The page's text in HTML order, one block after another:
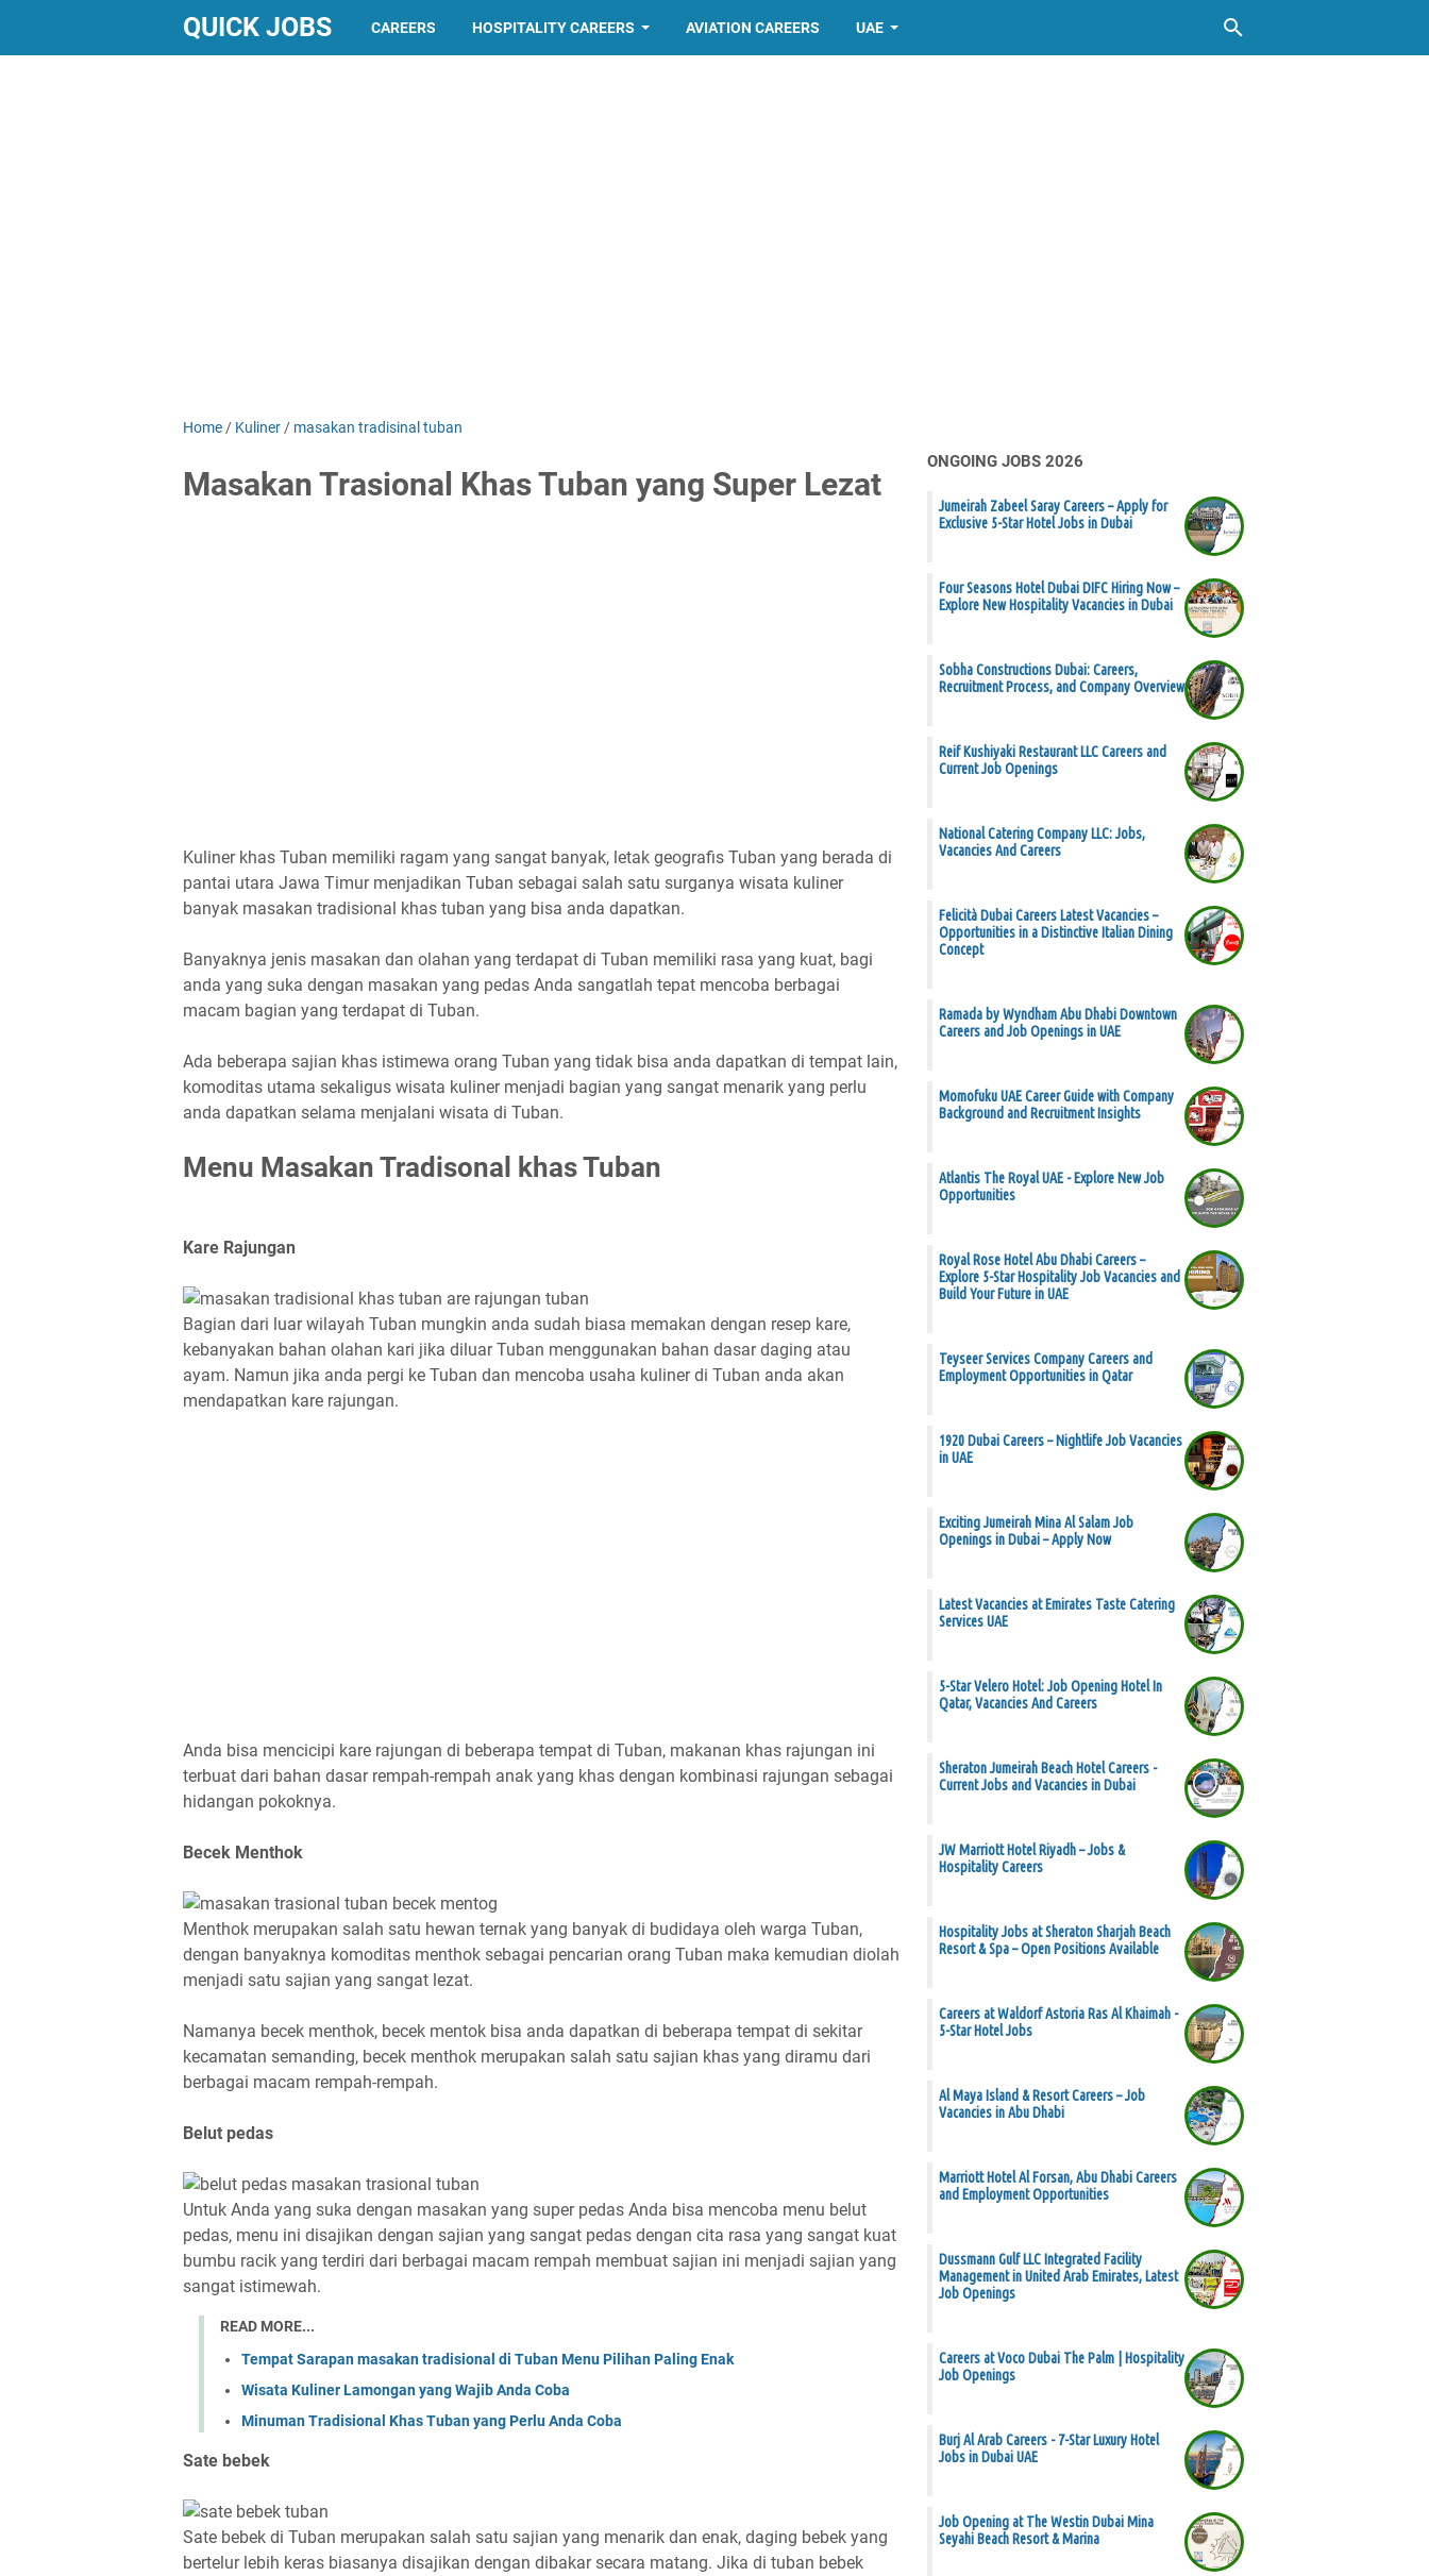
QUICK JOBS CAREERS HOSPITALITY CAREERS AVIATION CAREERS UAE
Home / Kuliner / masakan tradisinal tuban
Masakan Trasional Khas Tuban yang Super Lezat
Kuliner khas Tuban memiliki ragam yang sangat banyak, letak geografis Tuban yang berada di
pantai utara Jawa Timur menjadikan Tuban sebagai salah satu surganya wisata kuliner
banyak masakan tradisional khas tuban yang bisa anda dapatkan.
Banyaknya jenis masakan dan olahan yang terdapat di Tuban memiliki rasa yang kuat, bagi
anda yang suka dengan masakan yang pedas Anda sangatlah tepat mencoba berbagai
macam bagian yang terdapat di Tuban.
Ada beberapa sajian khas istimewa orang Tuban yang tidak bisa anda dapatkan di tempat lain,
komoditas utama sekaligus wisata kuliner menjadi bagian yang sangat menarik yang perlu
anda dapatkan selama menjalani wisata di Tuban.
Menu Masakan Tradisonal khas Tuban
Kare Rajungan
Bagian dari luar wilayah Tuban mungkin anda sudah biasa memakan dengan resep kare,
kebanyakan bahan olahan kari jika diluar Tuban menggunakan bahan dasar daging atau
ayam. Namun jika anda pergi ke Tuban dan mencoba usaha kuliner di Tuban anda akan
mendapatkan kare rajungan.
Anda bisa mencicipi kare rajungan di beberapa tempat di Tuban, makanan khas rajungan ini
terbuat dari bahan dasar rempah-rempah anak yang khas dengan kombinasi rajungan sebagai
hidangan pokoknya.
Becek Menthok
Menthok merupakan salah satu hewan ternak yang banyak di budidaya oleh warga Tuban,
dengan banyaknya komoditas menthok sebagai pencarian orang Tuban maka kemudian diolah
menjadi satu sajian yang sangat lezat.
Namanya becek menthok, becek mentok bisa anda dapatkan di beberapa tempat di sekitar
kecamatan semanding, becek menthok merupakan salah satu sajian khas yang diramu dari
berbagai macam rempah-rempah.
Belut pedas
Untuk Anda yang suka dengan masakan yang super pedas Anda bisa mencoba menu belut
pedas, menu ini disajikan dengan sajian yang sangat pedas dengan cita rasa yang sangat kuat
bumbu racik yang terdiri dari berbagai macam rempah membuat sajian ini menjadi sajian yang
sangat istimewah.
READ MORE...
Tempat Sarapan masakan tradisional di Tuban Menu Pilihan Paling Enak
Wisata Kuliner Lamongan yang Wajib Anda Coba
Minuman Tradisional Khas Tuban yang Perlu Anda Coba
Sate bebek
Sate bebek di Tuban merupakan salah satu sajian yang menarik dan enak, daging bebek yang
bertelur lebih keras biasanya disajikan dengan dibakar secara matang. Jika di tuban bebek
ONGOING JOBS 2026
Jumeirah Zabeel Saray Careers – Apply for
Exclusive 5-Star Hotel Jobs in Dubai
Four Seasons Hotel Dubai DIFC Hiring Now –
Explore New Hospitality Vacancies in Dubai
Sobha Constructions Dubai: Careers,
Recruitment Process, and Company Overview
Reif Kushiyaki Restaurant LLC Careers and
Current Job Openings
National Catering Company LLC: Jobs,
Vacancies And Careers
Felicità Dubai Careers Latest Vacancies –
Opportunities in a Distinctive Italian Dining
Concept
Ramada by Wyndham Abu Dhabi Downtown
Careers and Job Openings in UAE
Momofuku UAE Career Guide with Company
Background and Recruitment Insights
Atlantis The Royal UAE - Explore New Job
Opportunities
Royal Rose Hotel Abu Dhabi Careers –
Explore 5-Star Hospitality Job Vacancies and
Build Your Future in UAE
Teyseer Services Company Careers and
Employment Opportunities in Qatar
1920 Dubai Careers – Nightlife Job Vacancies
in UAE
Exciting Jumeirah Mina Al Salam Job
Openings in Dubai – Apply Now
Latest Vacancies at Emirates Taste Catering
Services UAE
5-Star Velero Hotel: Job Opening Hotel In
Qatar, Vacancies And Careers
Sheraton Jumeirah Beach Hotel Careers -
Current Jobs and Vacancies in Dubai
JW Marriott Hotel Riyadh – Jobs &
Hospitality Careers
Hospitality Jobs at Sheraton Sharjah Beach
Resort & Spa – Open Positions Available
Careers at Waldorf Astoria Ras Al Khaimah -
5-Star Hotel Jobs
Al Maya Island & Resort Careers – Job
Vacancies in Abu Dhabi
Marriott Hotel Al Forsan, Abu Dhabi Careers
and Employment Opportunities
Dussmann Gulf LLC Integrated Facility
Management in United Arab Emirates, Latest
Job Openings
Careers at Voco Dubai The Palm | Hospitality
Job Openings
Burj Al Arab Careers - 7-Star Luxury Hotel
Jobs in Dubai UAE
Job Opening at The Westin Dubai Mina
Seyahi Beach Resort & Marina